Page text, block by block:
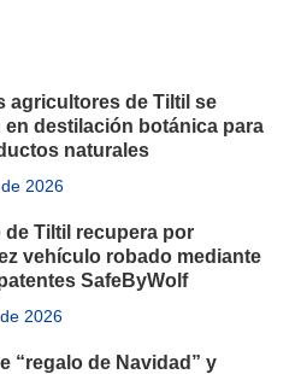
agricultores de Tiltil se
en destilación botánica para
naturales
2026
de Tiltil recupera por
vehículo robado mediante
SafeByWolf
2026
“regalo de Navidad” y